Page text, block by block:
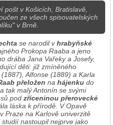
pošt v Košicích, Bratislavě,
ze všech spisovatelských
v Brně.
se narodil vhrabyňské
Prokopa Raaba a jeno
drába Jana Vařeky a Josefy,
děti: již zmíněného
Alfonse (1889) a Karla
přeložen na hájenku do
, a tak malý Antonín se svými
pod zříceninou přerovecké
láska k přírodě. V Opavě
Praze na Karlově univerzitě
nastoupil nejprve jako